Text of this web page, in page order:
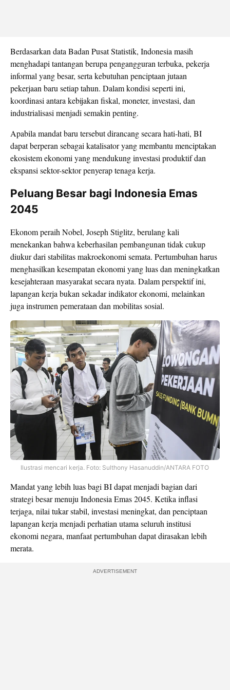
Berdasarkan data Badan Pusat Statistik, Indonesia masih
menghadapi tantangan berupa pengangguran terbuka, pekerja
informal yang besar, serta kebutuhan penciptaan jutaan
pekerjaan baru setiap tahun. Dalam kondisi seperti ini,
koordinasi antara kebijakan fiskal, moneter, investasi, dan
industrialisasi menjadi semakin penting.
Apabila mandat baru tersebut dirancang secara hati-hati, BI
dapat berperan sebagai katalisator yang membantu menciptakan
ekosistem ekonomi yang mendukung investasi produktif dan
ekspansi sektor-sektor penyerap tenaga kerja.
Peluang Besar bagi Indonesia Emas
2045
Ekonom peraih Nobel, Joseph Stiglitz, berulang kali
menekankan bahwa keberhasilan pembangunan tidak cukup
diukur dari stabilitas makroekonomi semata. Pertumbuhan harus
menghasilkan kesempatan ekonomi yang luas dan meningkatkan
kesejahteraan masyarakat secara nyata. Dalam perspektif ini,
lapangan kerja bukan sekadar indikator ekonomi, melainkan
juga instrumen pemerataan dan mobilitas sosial.
Ilustrasi mencari kerja. Foto: Sulthony Hasanuddin/ANTARA FOTO
Mandat yang lebih luas bagi BI dapat menjadi bagian dari
strategi besar menuju Indonesia Emas 2045. Ketika inflasi
terjaga, nilai tukar stabil, investasi meningkat, dan penciptaan
lapangan kerja menjadi perhatian utama seluruh institusi
ekonomi negara, manfaat pertumbuhan dapat dirasakan lebih
merata.
ADVERTISEMENT